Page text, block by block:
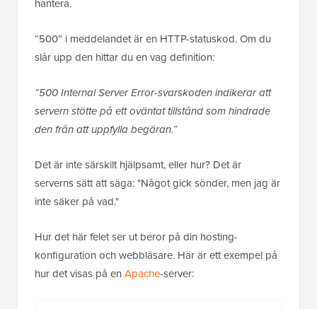
hantera.
“500” i meddelandet är en HTTP-statuskod. Om du
slår upp den hittar du en vag definition:
“500 Internal Server Error-svarskoden indikerar att
servern stötte på ett oväntat tillstånd som hindrade
den från att uppfylla begäran.”
Det är inte särskilt hjälpsamt, eller hur? Det är
serverns sätt att säga: "Något gick sönder, men jag är
inte säker på vad."
Hur det här felet ser ut beror på din hosting-
konfiguration och webbläsare. Här är ett exempel på
hur det visas på en Apache-server: